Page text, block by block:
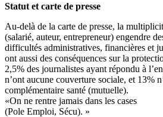
Statut et carte de presse
Au-delà de la carte de presse, la
(salarié, auteur, entrepreneur) engendre
difficultés administratives, financières et
ont aussi des conséquences sur la
2,5% des journalistes ayant répondu à
n’ont aucune couverture sociale, et 13%
complémentaire santé (mutuelle).
«On ne rentre jamais dans les cases
(Pole Emploi, Sécu). »